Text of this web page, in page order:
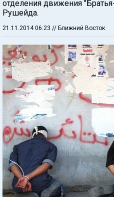
отделения движения
Рушейда.
21.11.2014 06:23 // Ближний Восток